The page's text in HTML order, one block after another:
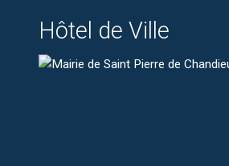
Hôtel de Ville